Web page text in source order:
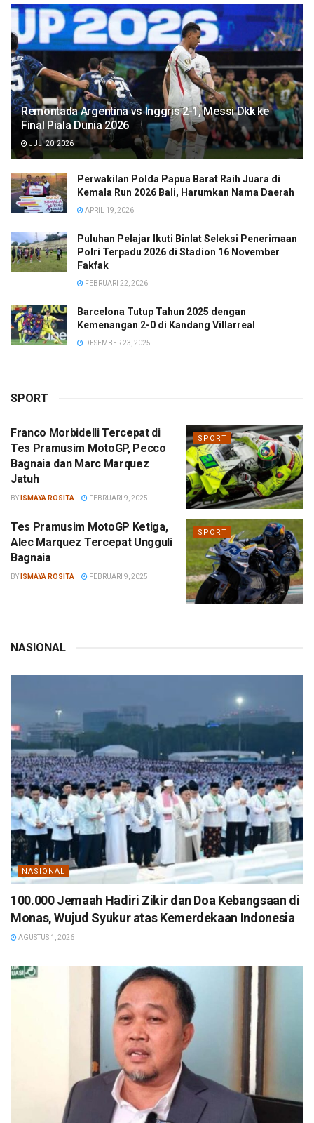
Remontada Argentina vs Inggris 2-1, Messi Dkk ke
Final Piala Dunia 2026
JULI 20, 2026
Perwakilan Polda Papua Barat Raih Juara di
Kemala Run 2026 Bali, Harumkan Nama Daerah
APRIL 19, 2026
Puluhan Pelajar Ikuti Binlat Seleksi Penerimaan
Polri Terpadu 2026 di Stadion 16 November
Fakfak
FEBRUARI 22, 2026
Barcelona Tutup Tahun 2025 dengan
Kemenangan 2-0 di Kandang Villarreal
DESEMBER 23, 2025
SPORT
SPORT
Franco Morbidelli Tercepat di
Tes Pramusim MotoGP, Pecco
Bagnaia dan Marc Marquez
Jatuh
BY ISMAYA ROSITA FEBRUARI 9, 2025
SPORT
Tes Pramusim MotoGP Ketiga,
Alec Marquez Tercepat Ungguli
Bagnaia
BY ISMAYA ROSITA FEBRUARI 9, 2025
NASIONAL
NASIONAL
100.000 Jemaah Hadiri Zikir dan Doa Kebangsaan di
Monas, Wujud Syukur atas Kemerdekaan Indonesia
AGUSTUS 1, 2026